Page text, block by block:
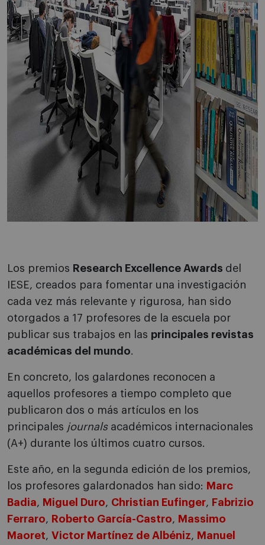
Los premios Research Excellence Awards del
IESE, creados para fomentar una investigación
cada vez más relevante y rigurosa, han sido
otorgados a 17 profesores de la escuela por
publicar sus trabajos en las principales revistas
académicas del mundo.
En concreto, los galardones reconocen a
aquellos profesores a tiempo completo que
publicaron dos o más artículos en los
principales journalsacadémicos internacionales
(A+) durante los últimos cuatro cursos.
Este año, en la segunda edición de los premios,
los profesores galardonados han sido: Marc
Badia, Miguel Duro, Christian Eufinger, Fabrizio
Ferraro, Roberto García-Castro, Massimo
Maoret, Victor Martínez de Albéniz, Manuel